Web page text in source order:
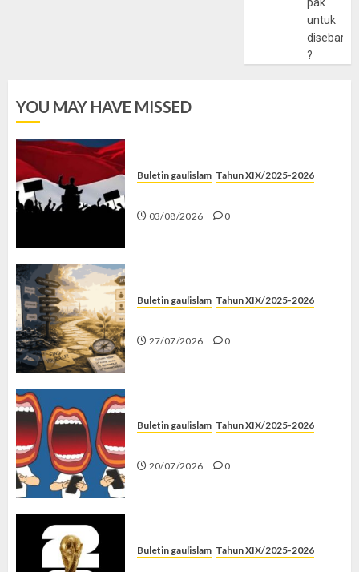
untuk
?
YOU MAY HAVE MISSED
Buletin gaulislam Tahun XIX/2025-2026
03/08/2026 0
Buletin gaulislam Tahun XIX/2025-2026
27/07/2026 0
Buletin gaulislam Tahun XIX/2025-2026
20/07/2026 0
Buletin gaulislam Tahun XIX/2025-2026